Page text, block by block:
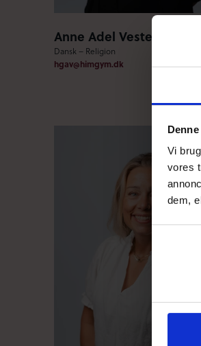
Vi
vores
dem,
Anne Adel Vestergaard
Dansk – Religion
hgav@himgym.dk